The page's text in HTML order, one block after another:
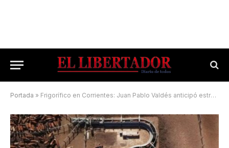
Portada » Frigorífico en Corrientes: Juan Pablo Valdés anticipó estrategia con un importante grupo inversor